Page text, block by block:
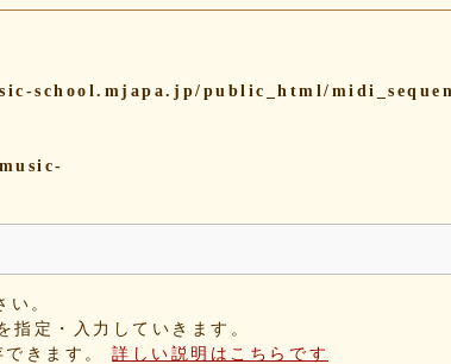
school.mjapa.jp/public_html/
い。
定・入力していきます。
できます。詳しい説明はこちらです